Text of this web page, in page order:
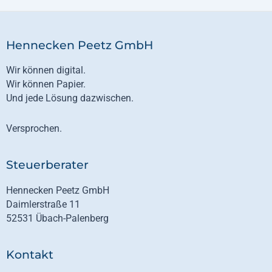
Hennecken Peetz GmbH
Wir können digital.
Wir können Papier.
Und jede Lösung dazwischen.
Versprochen.
Steuerberater
Hennecken Peetz GmbH
Daimlerstraße 11
52531 Übach-Palenberg
Kontakt